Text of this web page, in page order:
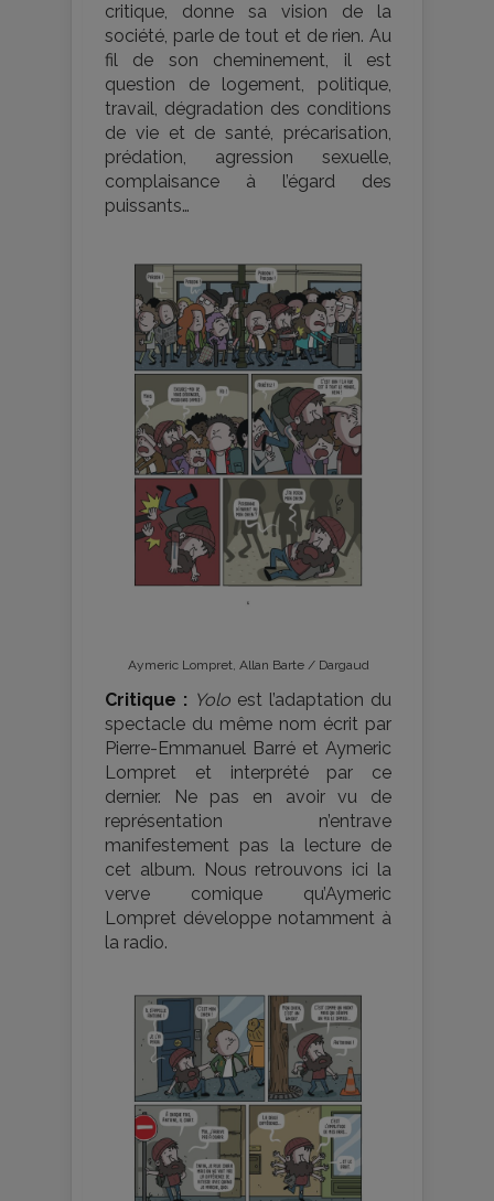
critique, donne sa vision de la
société, parle de tout et de rien. Au
fil de son cheminement, il est
question de logement, politique,
travail, dégradation des conditions
de vie et de santé, précarisation,
prédation, agression sexuelle,
complaisance à l’égard des
puissants…
Aymeric Lompret, Allan Barte / Dargaud
Critique : Yolo est l’adaptation du
spectacle du même nom écrit par
Pierre-Emmanuel Barré et Aymeric
Lompret et interprété par ce
dernier. Ne pas en avoir vu de
représentation n’entrave
manifestement pas la lecture de
cet album. Nous retrouvons ici la
verve comique qu’Aymeric
Lompret développe notamment à
la radio.